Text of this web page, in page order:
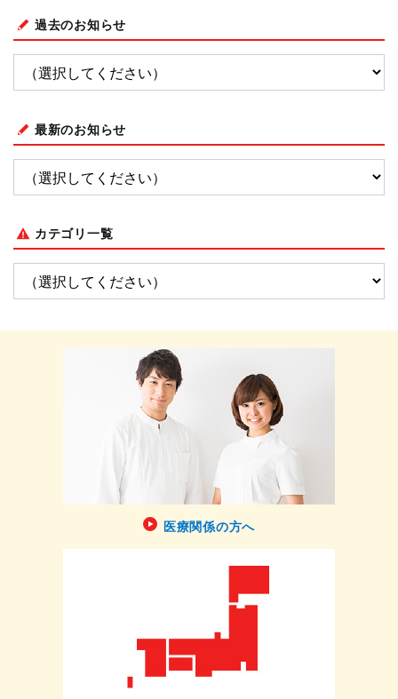
過去のお知らせ
最新のお知らせ
カテゴリ一覧
医療関係の方へ